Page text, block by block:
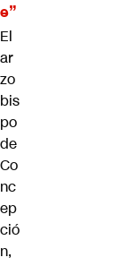
e”
El
ar
zo
bis
po
de
Co
nc
ep
ció
n,